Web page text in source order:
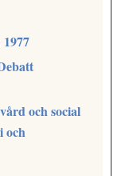
1977
och social
och